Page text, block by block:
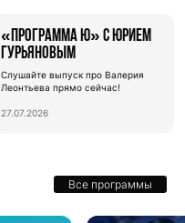
«Программа Ю» с Юрием
Гурьяновым
Слушайте выпуск про Валерия
Леонтьева прямо сейчас!
27.07.2026
Все программы